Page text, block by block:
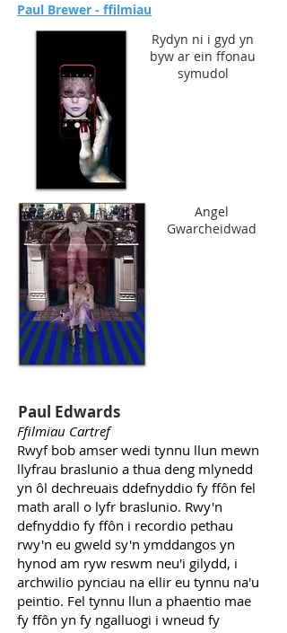
Paul Brewer - ffilmiau
Rydyn ni i gyd yn
byw ar ein ffonau
symudol
Angel
Gwarcheidwad
Paul Edwards
Ffilmiau Cartref
Rwyf bob amser wedi tynnu llun mewn
llyfrau braslunio a thua deng mlynedd
yn ôl dechreuais ddefnyddio fy ffôn fel
math arall o lyfr braslunio. Rwy'n
defnyddio fy ffôn i recordio pethau
rwy'n eu gweld sy'n ymddangos yn
hynod am ryw reswm neu'i gilydd, i
archwilio pynciau na ellir eu tynnu na'u
peintio. Fel tynnu llun a phaentio mae
fy ffôn yn fy ngalluogi i wneud fy